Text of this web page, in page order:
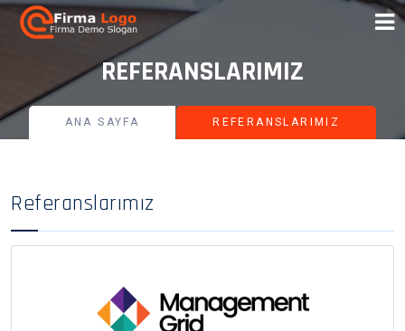
REFERANSLARIMIZ
ANA SAYFA REFERANSLARIMIZ
Referanslarımız